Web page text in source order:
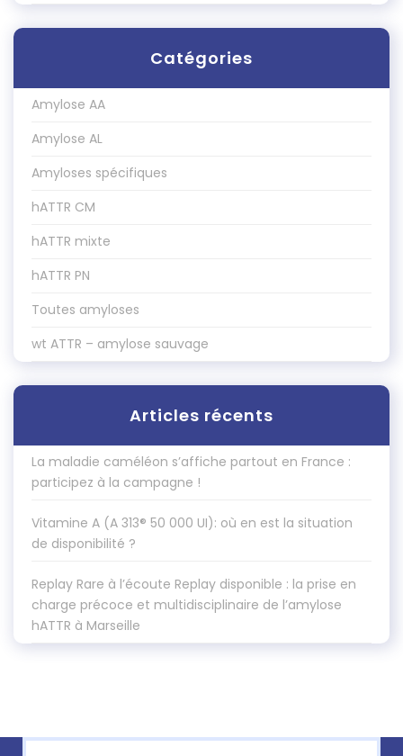
Catégories
Amylose AA
Amylose AL
Amyloses spécifiques
hATTR CM
hATTR mixte
hATTR PN
Toutes amyloses
wt ATTR – amylose sauvage
Articles récents
La maladie caméléon s’affiche partout en France :
participez à la campagne !
Vitamine A (A 313® 50 000 UI): où en est la situation
de disponibilité ?
Replay Rare à l’écoute Replay disponible : la prise en
charge précoce et multidisciplinaire de l’amylose
hATTR à Marseille